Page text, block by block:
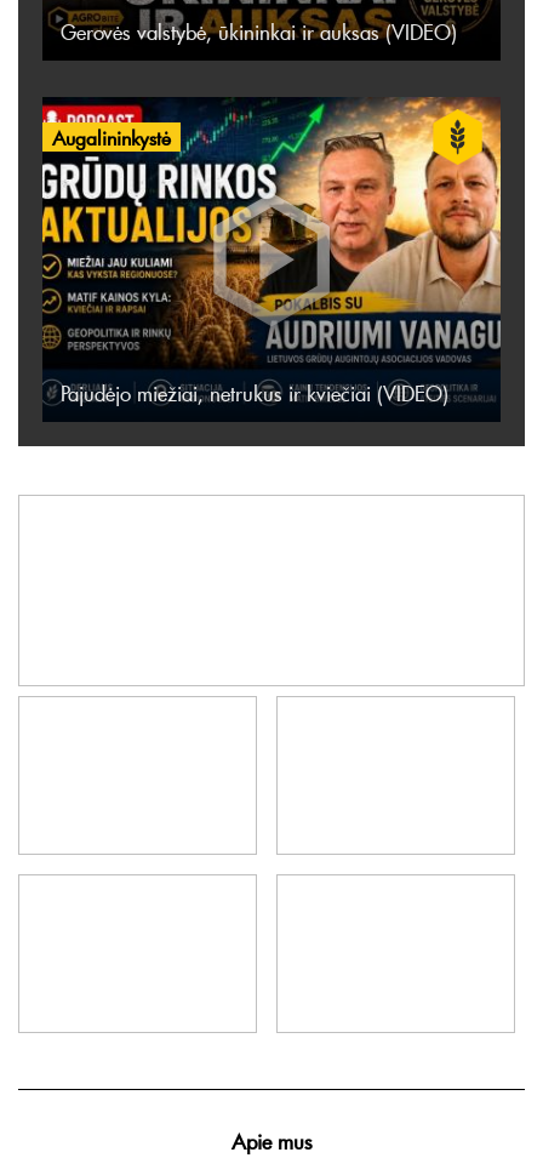
Gerovės valstybė, ūkininkai ir auksas (VIDEO)
Augalininkystė
Pajudėjo miežiai, netrukus ir kviečiai (VIDEO)
Apie mus